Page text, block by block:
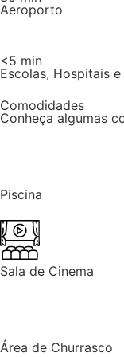
Aeroporto
<5 min
Escolas, Hospitais
Comodidades
Conheça algumas
Piscina
Sala de Cinema
Área de Churrasco